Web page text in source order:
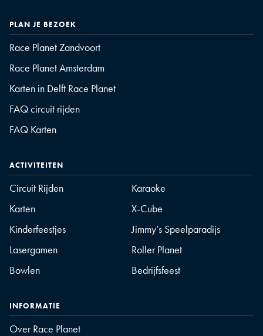
PLAN JE BEZOEK
Race Planet Zandvoort
Race Planet Amsterdam
Karten in Delft Race Planet
FAQ circuit rijden
FAQ Karten
ACTIVITEITEN
Circuit Rijden
Karaoke
Karten
X-Cube
Kinderfeestjes
Jimmy’s Speelparadijs
Lasergamen
Roller Planet
Bowlen
Bedrijfsfeest
INFORMATIE
Over Race Planet